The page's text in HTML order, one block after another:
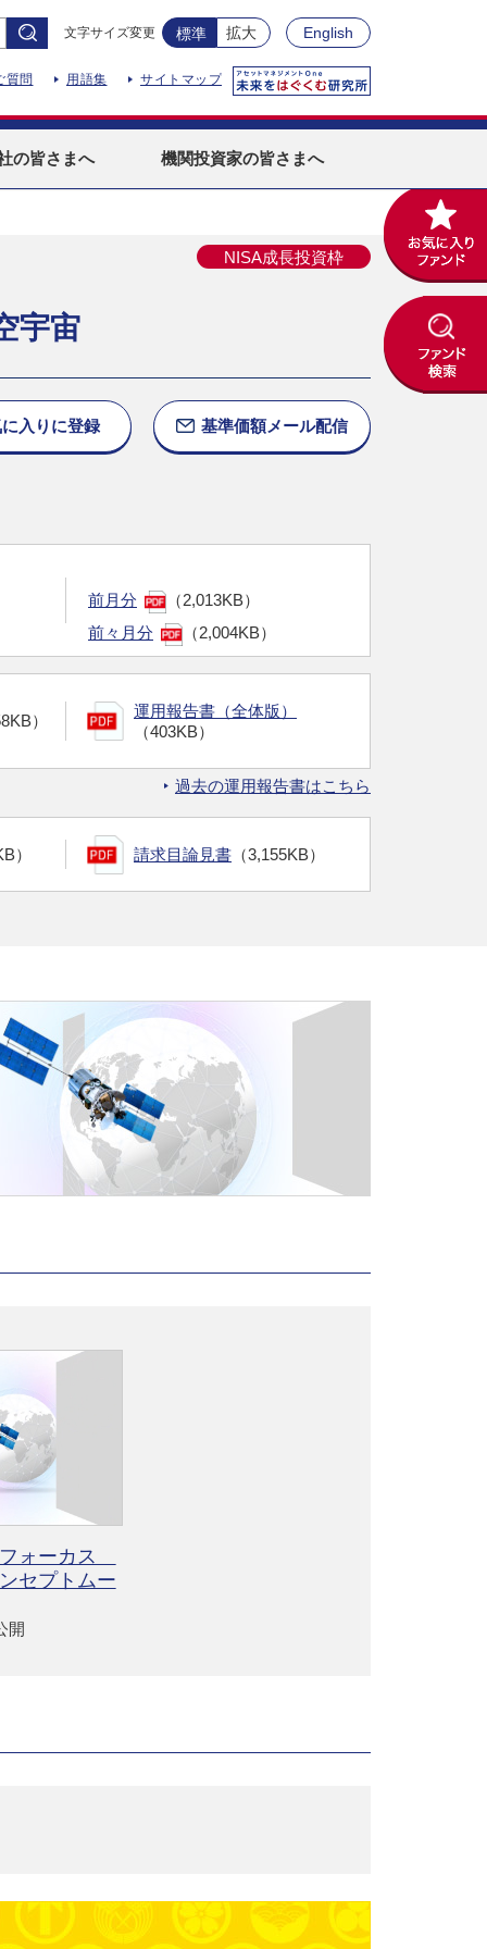
文字サイズ変更 標準 拡大 English
質問 用語集 サイトマップ
の皆さまへ 機関投資家の皆さまへ
NISA成長投資枠
宇宙
入りに登録 基準価額メール配信
前月分
（2,013KB）
前々月分
（2,004KB）
）
運用報告書（全体版）
（403KB）
過去の運用報告書はこちら
） 請求目論見書 （3,155KB）
ォーカス
セプトムー
開